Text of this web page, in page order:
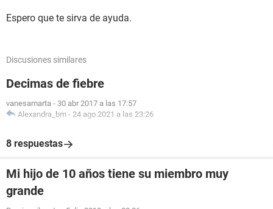
Espero que te sirva de ayuda.
Discusiones similares
Decimas de fiebre
vanesamarta - 30 abr 2017 a las 17:57
Alexandra_bm - 24 ago 2021 a las 23:26
8 respuestas
Mi hijo de 10 años tiene su miembro muy
grande